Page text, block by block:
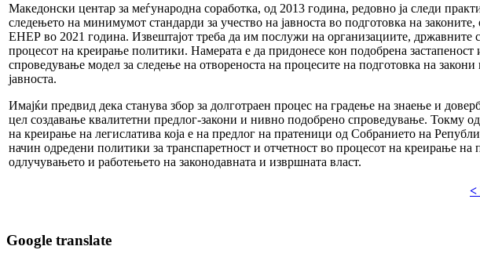
Македонски центар за меѓународна соработка, од 2013 година, редовно ја следи
следењето на минимумот стандарди за учество на јавноста во подготовка на
ЕНЕР во 2021 година. Извештајот треба да им послужи на организациите, државните
процесот на креирање политики. Намерата е да придонесе кон подобрена
спроведување модел за следење на отвореноста на процесите на подготовка на
јавноста.
Имајќи предвид дека станува збор за долготраен процес на градење на знаење и
цел создавање квалитетни предлог-закони и нивно подобрено спроведување. Токму
на креирање на легислатива која е на предлог на пратеници од Собранието на
начин одредени политики за транспаретност и отчетност во процесот на креирање
одлучувањето и работењето на законодавната и извршната власт.
<
Google translate